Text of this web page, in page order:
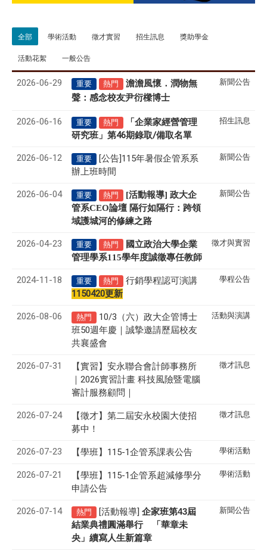
全部 學術活動 徵才實習 招生訊息 獎助學金
活動花絮 一般公告
2026-06-29 重要 熱門
澹澹風懷．潤物無
聲 ： 感念校友尹衍樑博士
新聞公告
2026-06-16 重要 熱門
「企業家經營管理
研究班」第46期錄取/備取名單
招生訊息
2026-06-12 重要
[公告]115年暑假企管系系
辦上班時間
新聞公告
2026-06-04 重要 熱門
[活動報導] 政大企
管系CEO論壇 隔行如隔行：跨領
域護城河的修練之路
新聞公告
2026-04-23 重要 熱門
國立政治大學企業
管理學系115學年度誠徵專任教師
徵才與實習
2024-11-18 重要 熱門
行銷學程認可演講
1150420更新
學程公告
2026-08-06 熱門
10/3（六）政大企管博士
班50週年慶｜誠摯邀請歷屆校友
共襄盛會
活動與演講
2026-07-31
【實習】安永聯合會計師事務所
｜2026實習計畫 科技風險暨電腦
審計服務顧問｜
徵才訊息
2026-07-24 【徵才】 第二屆安永校園大使招
募中！
徵才訊息
2026-07-23 【學班】115-1企管系課表公告 學術活動
2026-07-21
【學班】115-1企管系超減修學分
申請公告
學術活動
2026-07-14 熱門 [活動報導] 企家班第43屆
結業典禮圓滿舉行 「華章未
央」續寫人生新篇章
新聞公告